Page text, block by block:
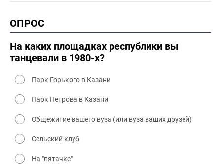
1990-2000 культура
2000 промышленность
2000 культура
ОПРОС
На каких площадках республики вы
танцевали в 1980-х?
Парк Горького в Казани
Парк Петрова в Казани
Общежитие вашего вуза (или вуза ваших друзей)
Сельский клуб
На "пятачке"